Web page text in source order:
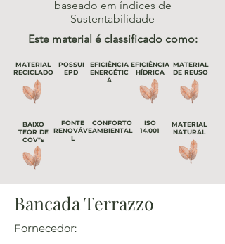
baseado em índices de
Sustentabilidade
Este material é classificado como:
MATERIAL
RECICLADO
POSSUI
EPD
EFICIÊNCIA
ENERGÉTIC
A
EFICIÊNCIA
HÍDRICA
MATERIAL
DE REUSO
BAIXO
TEOR DE
COV"s
FONTE
RENOVÁVE
L
CONFORTO
AMBIENTAL
ISO
14.001
MATERIAL
NATURAL
Bancada Terrazzo
Fornecedor: